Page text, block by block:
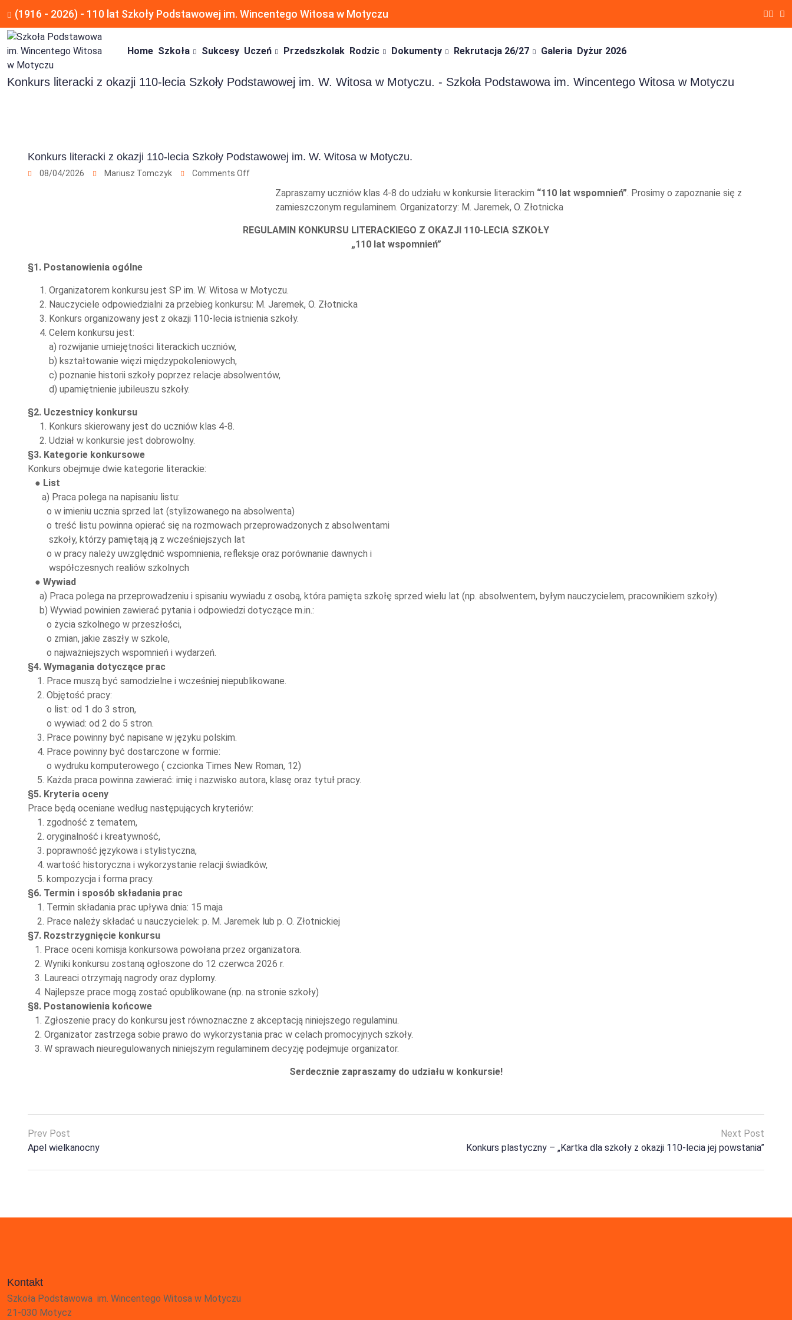
(1916 - 2026) - 110 lat Szkoły Podstawowej im. Wincentego Witosa w Motyczu
Home Szkoła Sukcesy Uczeń Przedszkolak Rodzic Dokumenty Rekrutacja 26/27 Galeria Dyżur 2026
Konkurs literacki z okazji 110-lecia Szkoły Podstawowej im. W. Witosa w Motyczu. - Szkoła Podstawowa im. Wincentego Witosa w Motyczu
Konkurs literacki z okazji 110-lecia Szkoły Podstawowej im. W. Witosa w Motyczu.
08/04/2026 Mariusz Tomczyk Comments Off
Zapraszamy uczniów klas 4-8 do udziału w konkursie literackim “110 lat wspomnień”. Prosimy o zapoznanie się z
zamieszczonym regulaminem. Organizatorzy: M. Jaremek, O. Złotnicka
REGULAMIN KONKURSU LITERACKIEGO Z OKAZJI 110-LECIA SZKOŁY
„110 lat wspomnień”
§1. Postanowienia ogólne
1. Organizatorem konkursu jest SP im. W. Witosa w Motyczu.
2. Nauczyciele odpowiedzialni za przebieg konkursu: M. Jaremek, O. Złotnicka
3. Konkurs organizowany jest z okazji 110-lecia istnienia szkoły.
4. Celem konkursu jest:
a) rozwijanie umiejętności literackich uczniów,
b) kształtowanie więzi międzypokoleniowych,
c) poznanie historii szkoły poprzez relacje absolwentów,
d) upamiętnienie jubileuszu szkoły.
§2. Uczestnicy konkursu
1. Konkurs skierowany jest do uczniów klas 4-8.
2. Udział w konkursie jest dobrowolny.
§3. Kategorie konkursowe
Konkurs obejmuje dwie kategorie literackie:
● List
a) Praca polega na napisaniu listu:
o w imieniu ucznia sprzed lat (stylizowanego na absolwenta)
o treść listu powinna opierać się na rozmowach przeprowadzonych z absolwentami
szkoły, którzy pamiętają ją z wcześniejszych lat
o w pracy należy uwzględnić wspomnienia, refleksje oraz porównanie dawnych i
współczesnych realiów szkolnych
● Wywiad
a) Praca polega na przeprowadzeniu i spisaniu wywiadu z osobą, która pamięta szkołę sprzed wielu lat (np. absolwentem, byłym nauczycielem, pracownikiem szkoły).
b) Wywiad powinien zawierać pytania i odpowiedzi dotyczące m.in.:
o życia szkolnego w przeszłości,
o zmian, jakie zaszły w szkole,
o najważniejszych wspomnień i wydarzeń.
§4. Wymagania dotyczące prac
1. Prace muszą być samodzielne i wcześniej niepublikowane.
2. Objętość pracy:
o list: od 1 do 3 stron,
o wywiad: od 2 do 5 stron.
3. Prace powinny być napisane w języku polskim.
4. Prace powinny być dostarczone w formie:
o wydruku komputerowego ( czcionka Times New Roman, 12)
5. Każda praca powinna zawierać: imię i nazwisko autora, klasę oraz tytuł pracy.
§5. Kryteria oceny
Prace będą oceniane według następujących kryteriów:
1. zgodność z tematem,
2. oryginalność i kreatywność,
3. poprawność językowa i stylistyczna,
4. wartość historyczna i wykorzystanie relacji świadków,
5. kompozycja i forma pracy.
§6. Termin i sposób składania prac
1. Termin składania prac upływa dnia: 15 maja
2. Prace należy składać u nauczycielek: p. M. Jaremek lub p. O. Złotnickiej
§7. Rozstrzygnięcie konkursu
1. Prace oceni komisja konkursowa powołana przez organizatora.
2. Wyniki konkursu zostaną ogłoszone do 12 czerwca 2026 r.
3. Laureaci otrzymają nagrody oraz dyplomy.
4. Najlepsze prace mogą zostać opublikowane (np. na stronie szkoły)
§8. Postanowienia końcowe
1. Zgłoszenie pracy do konkursu jest równoznaczne z akceptacją niniejszego regulaminu.
2. Organizator zastrzega sobie prawo do wykorzystania prac w celach promocyjnych szkoły.
3. W sprawach nieuregulowanych niniejszym regulaminem decyzję podejmuje organizator.
Serdecznie zapraszamy do udziału w konkursie!
Prev Post
Apel wielkanocny
Next Post
Konkurs plastyczny – „Kartka dla szkoły z okazji 110-lecia jej powstania”
Kontakt
Szkoła Podstawowa im. Wincentego Witosa w Motyczu
21-030 Motycz